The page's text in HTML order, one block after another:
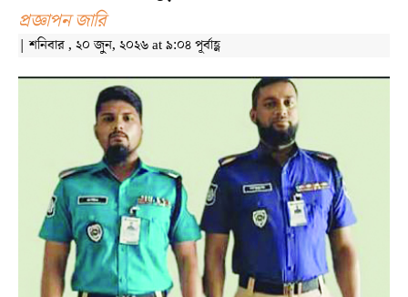
প্রজ্ঞাপন জারি
| শনিবার , ২০ জুন, ২০২৬ at ৯:০৪ পূর্বাহ্ণ